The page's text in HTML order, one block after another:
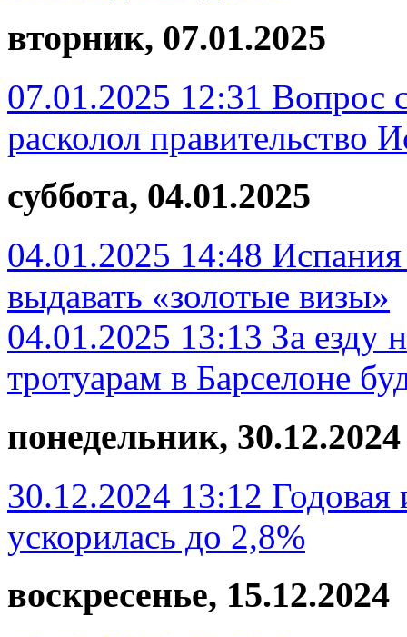
вторник, 07.01.2025
07.01.2025 12:31 Вопрос
расколол правительство
суббота, 04.01.2025
04.01.2025 14:48 Испания
выдавать «золотые визы»
04.01.2025 13:13 За езду
тротуарам в Барселоне
понедельник, 30.12.2024
30.12.2024 13:12 Годовая
ускорилась до 2,8%
воскресенье, 15.12.2024